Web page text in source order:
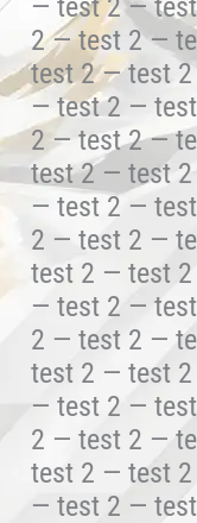
2 — test 2 —
test 2 — test
— test 2 —
2 — test 2 —
test 2 — test
— test 2 —
2 — test 2 —
test 2 — test
— test 2 —
2 — test 2 —
test 2 — test
— test 2 —
2 — test 2 —
test 2 — test
— test 2 —